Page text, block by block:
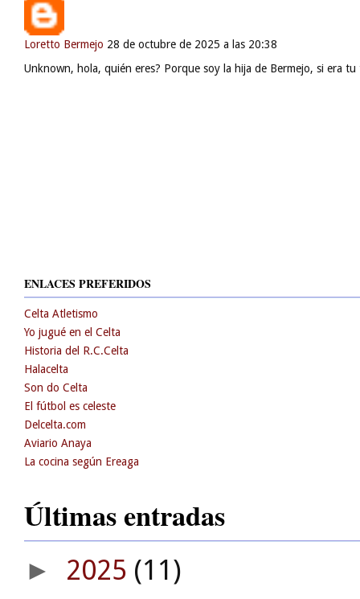
Loretto Bermejo 28 de octubre de 2025 a las 20:38
Unknown, hola, quién eres? Porque soy la hija de Bermejo, si era
ENLACES PREFERIDOS
Celta Atletismo
Yo jugué en el Celta
Historia del R.C.Celta
Halacelta
Son do Celta
El fútbol es celeste
Delcelta.com
Aviario Anaya
La cocina según Ereaga
Últimas entradas
► 2025 (11)